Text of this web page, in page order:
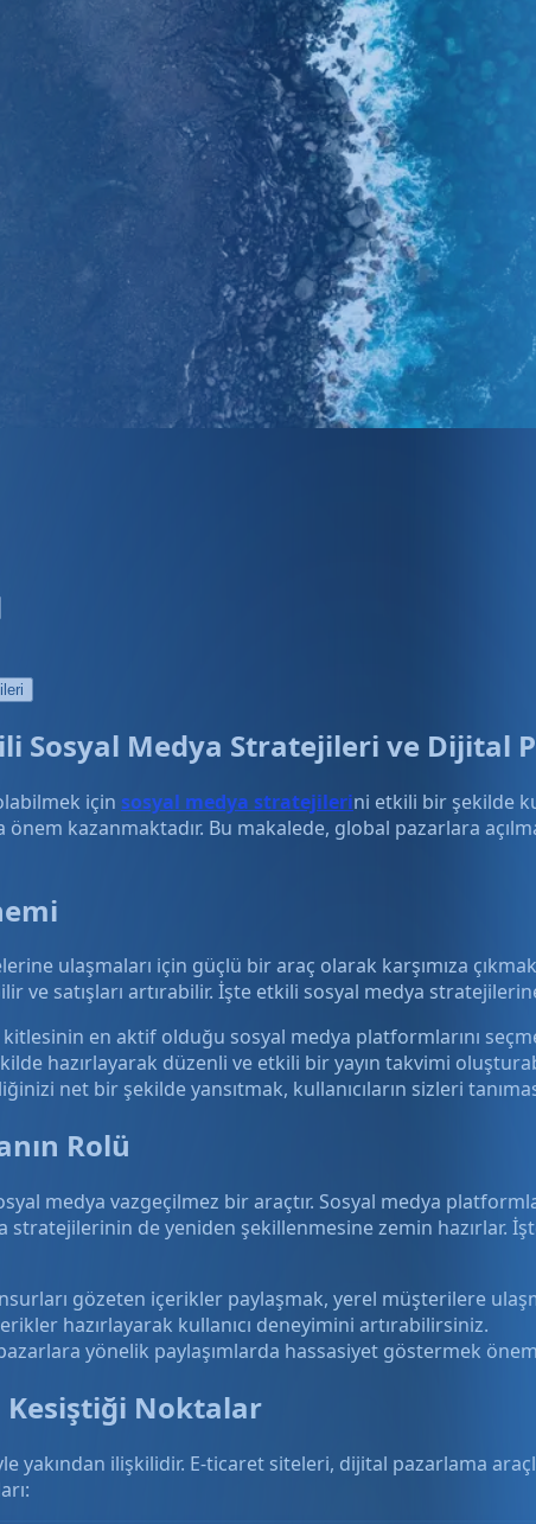
Sosyal Medya Stratejileri ve Dijital
için sosyal medya stratejilerini etkili bir şekilde
kazanmaktadır. Bu makalede, global pazarlara
ulaşmaları için güçlü bir araç olarak karşımıza
ve satışları artırabilir. İşte etkili sosyal medya
en aktif olduğu sosyal medya platformlarını
hazırlayarak düzenli ve etkili bir yayın takvimi
net bir şekilde yansıtmak, kullanıcıların sizleri
Rolü
medya vazgeçilmez bir araçtır. Sosyal medya
de yeniden şekillenmesine zemin hazırlar.
gözeten içerikler paylaşmak, yerel müşterilere
hazırlayarak kullanıcı deneyimini artırabilirsiniz.
yönelik paylaşımlarda hassasiyet göstermek
Kesiştiği Noktalar
yakından ilişkilidir. E-ticaret siteleri, dijital pazarlama